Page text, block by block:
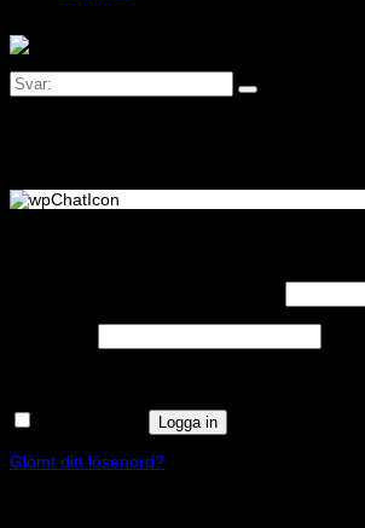
Logga in
Glömt ditt lösenord?